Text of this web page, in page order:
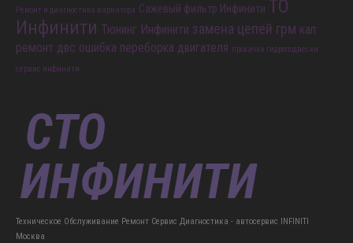
Ремонт и диагностика вариатора Сажевый фильтр Инфинити ТО
Инфинити Тюнинг Инфинити замена цепей грм кап
ремонт двс ошибка переборка двигателя прокачка гидроподвески
сервис инфинити
Техническое Обслуживание Ремонт Сервис Диагностика - автосервис INFINITI
Москва